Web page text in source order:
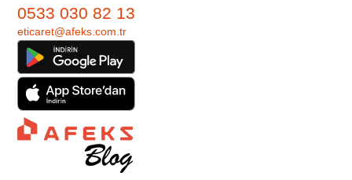
0533 030 82 13
eticaret@afeks.com.tr